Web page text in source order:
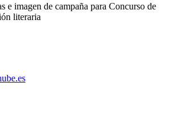
e imagen de campaña para Concurso de
literaria